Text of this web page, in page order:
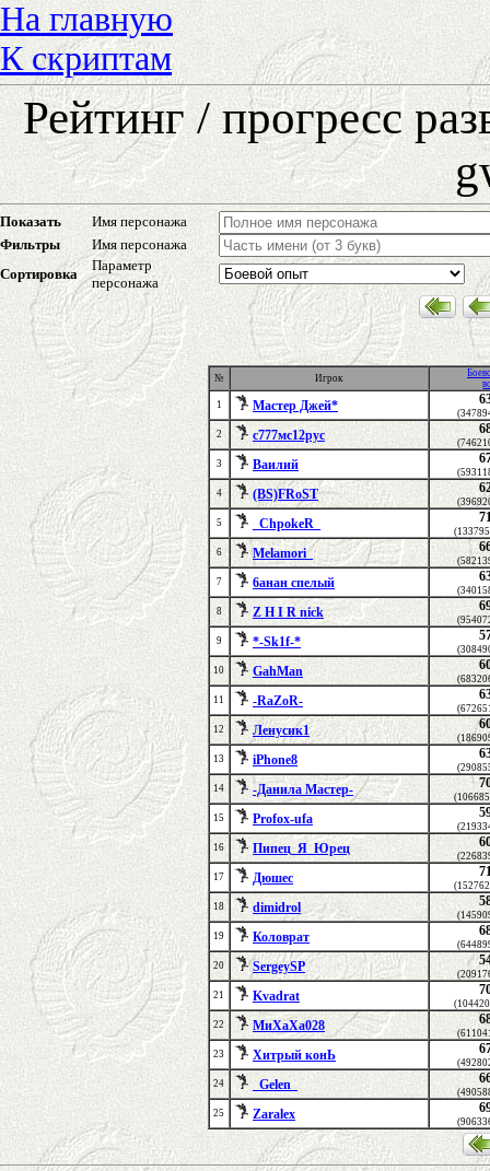
На главную
К скриптам
Рейтинг / прогресс
Показать
Имя персонажа
Фильтры
Имя персонажа
Сортировка
Параметр
персонажа
№ Игрок
1
Мастер Джей*
2
с777мс12рус
3
Ваилий
4
(BS)FRoST
5
_ChpokeR_
6
Melamori_
7
6анан спелый
8
Z H I R nick
9
*-Sk1f-*
10
GahMan
11
-RaZoR-
12
Ленусик1
13
iPhone8
14
-Данила Мастер-
15
Profox-ufa
16
Пипец_Я_Юрец
17
Дюшес
18
dimidrol
19
Коловрат
20
SergeySP
21
Kvadrat
22
МиХаХа028
23
Хитрый конЬ
24
_Gelen_
25
Zaralex